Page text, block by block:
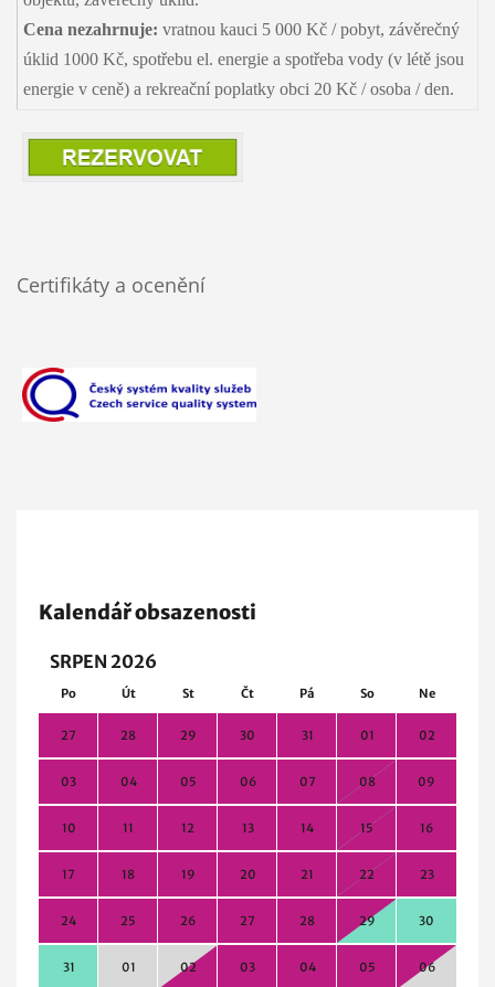
Cena nezahrnuje: vratnou kauci 5 000 Kč / pobyt, závěrečný
úklid 1000 Kč, spotřebu el. energie a spotřeba vody (v létě jsou
energie v ceně) a rekreační poplatky obci 20 Kč / osoba / den.
Certifikáty a ocenění